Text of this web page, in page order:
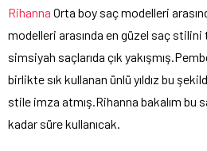
Rihanna Orta boy saç modelleri
modelleri arasında en güzel saç
simsiyah saçlarıda çık
birlikte sık kullanan ünlü yıldız bu
stile imza atmış.Rihanna bakalım bu
kadar süre kullanıcak.